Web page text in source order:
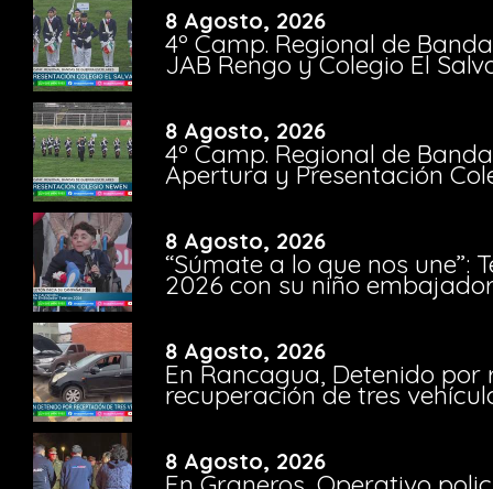
8 Agosto, 2026
4º Camp. Regional de
JAB Rengo y Colegio El
8 Agosto, 2026
4º Camp. Regional de
Apertura y Presentación
8 Agosto, 2026
“Súmate a lo que nos une”:
2026 con su niño
8 Agosto, 2026
En Rancagua, Detenido por
recuperación de tres
8 Agosto, 2026